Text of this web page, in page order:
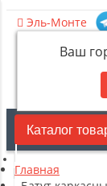
Эль-Монте
Ваш
Каталог
Главная